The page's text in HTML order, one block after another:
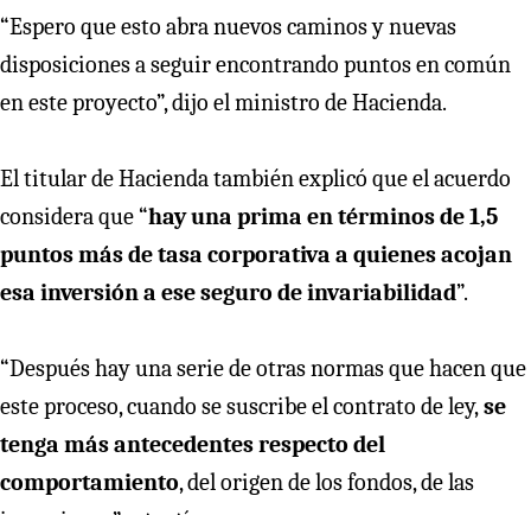
“Espero que esto abra nuevos caminos y nuevas
disposiciones a seguir encontrando puntos en común
en este proyecto”, dijo el ministro de Hacienda.
El titular de Hacienda también explicó que el acuerdo
considera que “hay una prima en términos de 1,5
puntos más de tasa corporativa a quienes acojan
esa inversión a ese seguro de invariabilidad”.
“Después hay una serie de otras normas que hacen que
este proceso, cuando se suscribe el contrato de ley,se
tenga más antecedentes respecto del
comportamiento, del origen de los fondos, de las